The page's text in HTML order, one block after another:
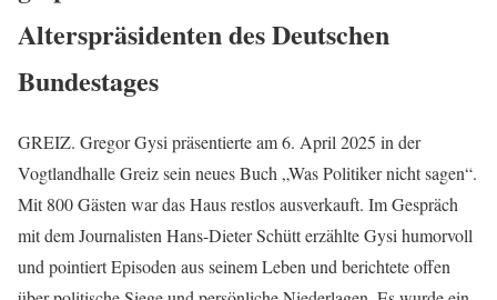
Alterspräsidenten des Deutschen
Bundestages
GREIZ. Gregor Gysi präsentierte am 6. April 2025 in der
Vogtlandhalle Greiz sein neues Buch „Was Politiker nicht sagen“.
Mit 800 Gästen war das Haus restlos ausverkauft. Im Gespräch
mit dem Journalisten Hans-Dieter Schütt erzählte Gysi humorvoll
und pointiert Episoden aus seinem Leben und berichtete offen